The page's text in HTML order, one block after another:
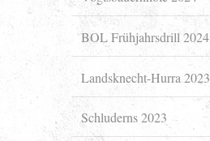
BOL Frühjahrsdrill 2024
Landsknecht-Hurra 2023
Schluderns 2023